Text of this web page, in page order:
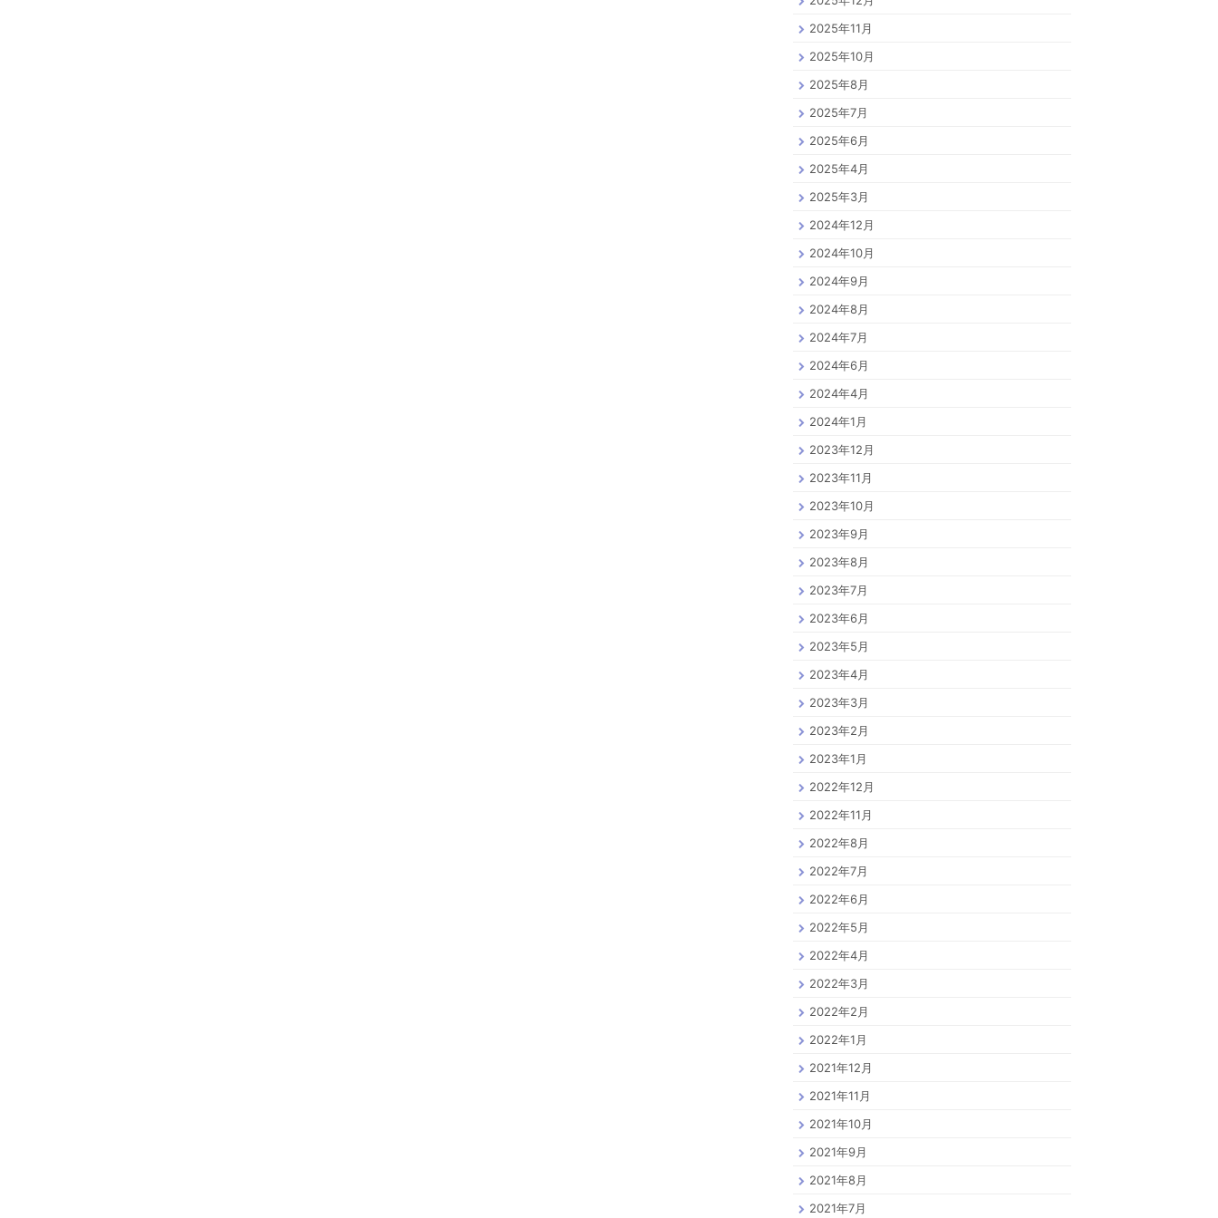
2025年11月
2025年10月
2025年8月
2025年7月
2025年6月
2025年4月
2025年3月
2024年12月
2024年10月
2024年9月
2024年8月
2024年7月
2024年6月
2024年4月
2024年1月
2023年12月
2023年11月
2023年10月
2023年9月
2023年8月
2023年7月
2023年6月
2023年5月
2023年4月
2023年3月
2023年2月
2023年1月
2022年12月
2022年11月
2022年8月
2022年7月
2022年6月
2022年5月
2022年4月
2022年3月
2022年2月
2022年1月
2021年12月
2021年11月
2021年10月
2021年9月
2021年8月
2021年7月